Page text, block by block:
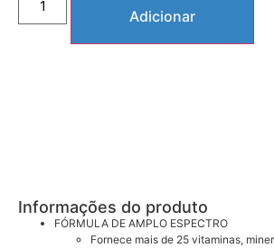
Adicionar
Informações do produto
FÓRMULA DE AMPLO ESPECTRO
Fornece mais de 25 vitaminas,